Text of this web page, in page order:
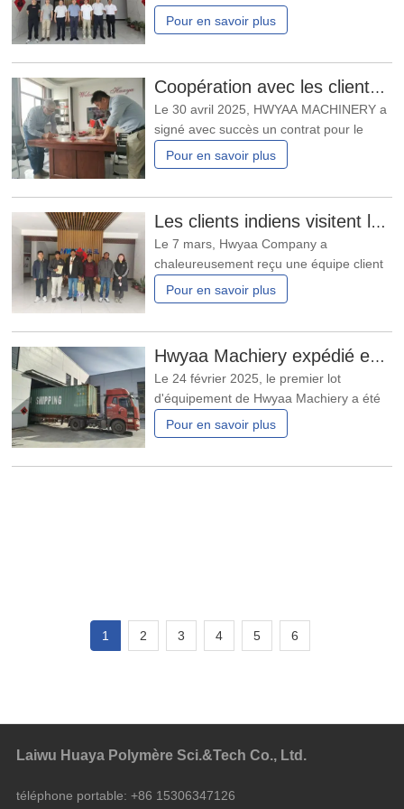
équipements de machines agricoles
intelligentes du delta de Huanghe, de
modernes de Weifang et de l'Institut de
recherche sur l'industrie des
Pour en savoir plus
Coopération avec les clients irakiens
Le 30 avril 2025, HWYAA MACHINERY a
signé avec succès un contrat pour le
projet de ligne de production de bandes
d’irrigation goutte à goutte cylindriques
Orient. En tant que fabricant
profondément engagé dans le
Pour en savoir plus
Les clients indiens visitent le micro - équipement de ruban vapeur
Le 7 mars, Hwyaa Company a
chaleureusement reçu une équipe client
de l'Inde. Le but principal de leur visite
était d'inspecter l'équipement de ruban à
a fourni des présentations de produits
détaillées et des
Pour en savoir plus
Hwyaa Machiery expédié en Arabie saoudite, salle d'exposition locale en construction
Le 24 février 2025, le premier lot
d'équipement de Hwyaa Machiery a été
expédié de l'usine à l'Arabie saoudite.
L'unité de soufflage du film LD800mm et
Pour en savoir plus
1 2 3 4 5 6
Laiwu Huaya Polymère Sci.&Tech Co., Ltd.
téléphone portable: +86 15306347126